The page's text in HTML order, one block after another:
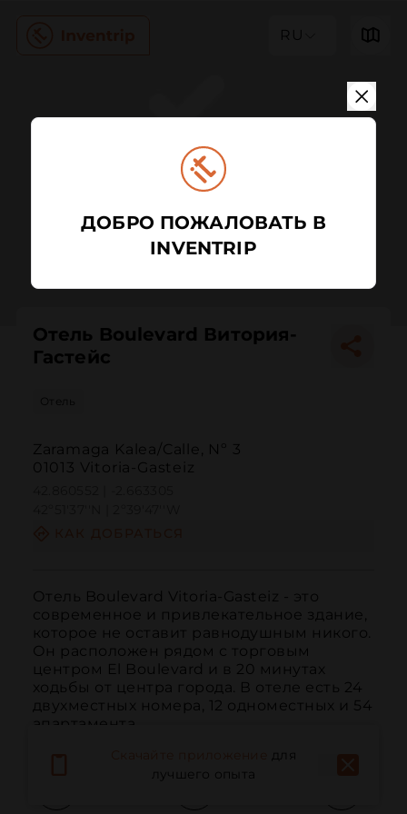
RU
Отель Boulevard Витория-
Гастейс
Zaramaga Kalea/Calle, Nº 3
01013 Vitoria-Gasteiz
Отель Boulevard Vitoria-Gasteiz - это
современное и привлекательное здание,
которое не оставит равнодушным никого.
Он расположен рядом с торговым
центром El Boulevard и в 20 минутах
ходьбы от центра города. В отеле есть 24
двухместных номера, 12 одноместных и 54
апартамента.
для
лучшего опыта
ДОБРО ПОЖАЛОВАТЬ В
INVENTRIP